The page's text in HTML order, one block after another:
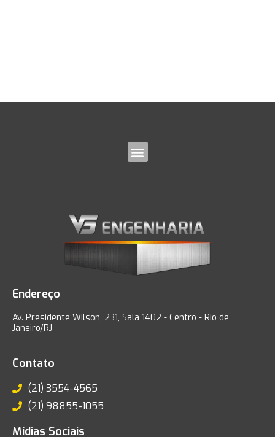
Endereço
Av. Presidente Wilson, 231, Sala 1402 - Centro - Rio de
Janeiro/RJ
Contato
(21) 3554-4565
(21) 98855-1055
Mídias Sociais